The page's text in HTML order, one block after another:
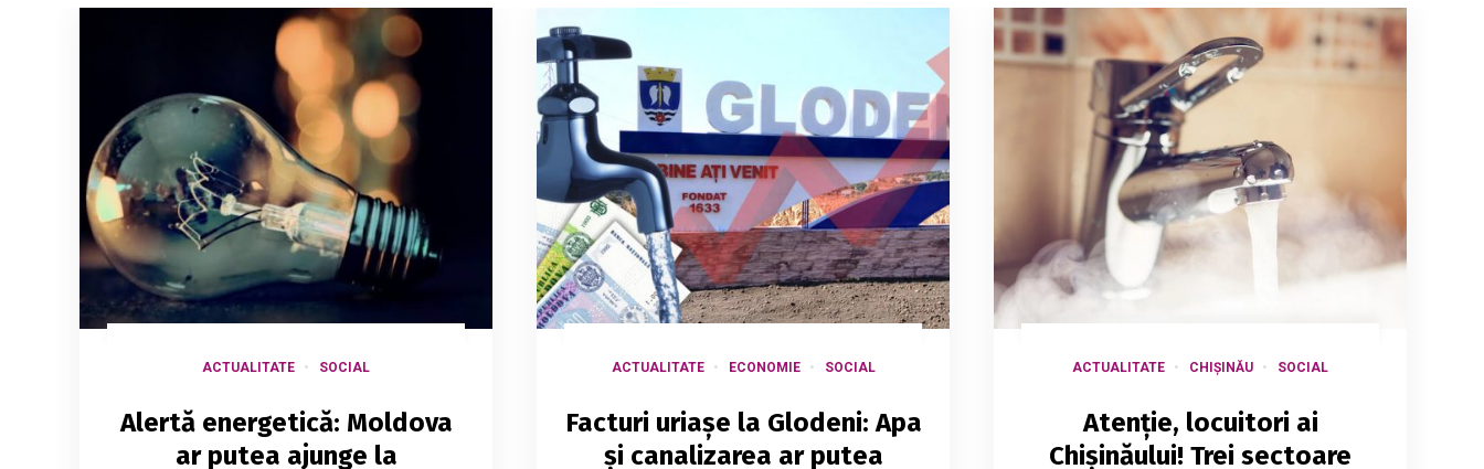
ACTUALITATE SOCIAL
Alertă energetică: Moldova
ar putea ajunge la
ACTUALITATE ECONOMIE SOCIAL
Facturi uriașe la Glodeni: Apa
și canalizarea ar putea
ACTUALITATE CHIȘINĂU SOCIAL
Atenție, locuitori ai
Chișinăului! Trei sectoare